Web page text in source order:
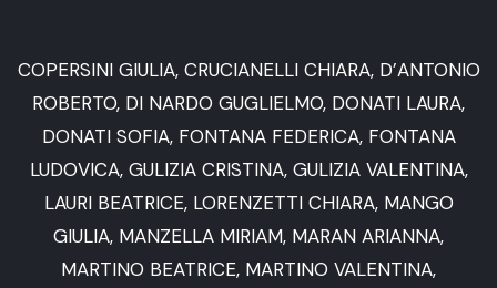
COPERSINI GIULIA, CRUCIANELLI CHIARA, D’ANTONIO
ROBERTO, DI NARDO GUGLIELMO, DONATI LAURA,
DONATI SOFIA, FONTANA FEDERICA, FONTANA
LUDOVICA, GULIZIA CRISTINA, GULIZIA VALENTINA,
LAURI BEATRICE, LORENZETTI CHIARA, MANGO
GIULIA, MANZELLA MIRIAM, MARAN ARIANNA,
MARTINO BEATRICE, MARTINO VALENTINA,